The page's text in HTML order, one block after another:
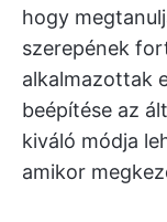
hogy
szerepének
alkalmazottak
beépítése az
kiváló módja
amikor